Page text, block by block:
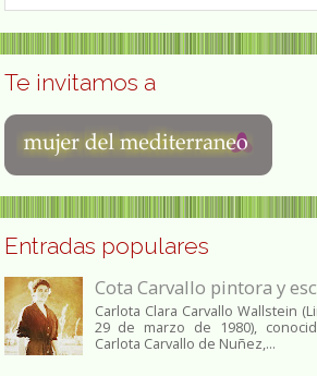
Te invitamos a
Entradas populares
Cota Carvallo pintora y
Carlota Clara Carvallo Wallstein
29 de marzo de 1980),
Carlota Carvallo de Nuñez,...